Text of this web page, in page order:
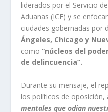
liderados por el Servicio
Aduanas (ICE) y se
ciudades gobernadas por
Ángeles, Chicago y
como“núcleos del
de delincuencia”.
Durante su mensaje, el
los políticos de oposición,
mentales que odian